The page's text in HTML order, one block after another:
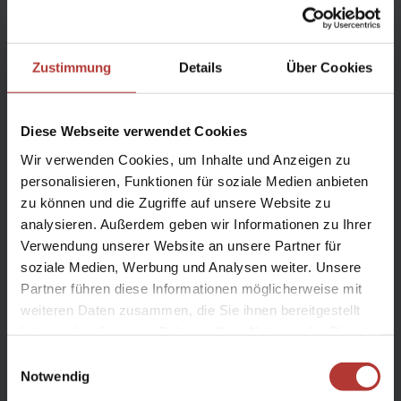
Zustimmung Details Über Cookies
Diese Webseite verwendet Cookies
Wir verwenden Cookies, um Inhalte und Anzeigen zu
personalisieren, Funktionen für soziale Medien anbieten
zu können und die Zugriffe auf unsere Website zu
analysieren. Außerdem geben wir Informationen zu Ihrer
Verwendung unserer Website an unsere Partner für
soziale Medien, Werbung und Analysen weiter. Unsere
Partner führen diese Informationen möglicherweise mit
weiteren Daten zusammen, die Sie ihnen bereitgestellt
Notwendig
Art der Reise:
Busreise mit vielen Wanderungen
Reisezeit:
Reisedauer:
10 Reisetage